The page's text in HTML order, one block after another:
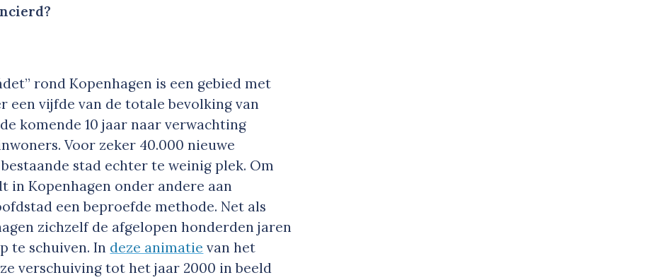
rond Kopenhagen is een gebied met
een vijfde van de totale bevolking van
komende 10 jaar naar verwachting
Voor zeker 40.000 nieuwe
stad echter te weinig plek. Om
in Kopenhagen onder andere aan
een beproefde methode. Net als
zichzelf de afgelopen honderden jaren
te schuiven. In deze animatie van het
verschuiving tot het jaar 2000 in beeld